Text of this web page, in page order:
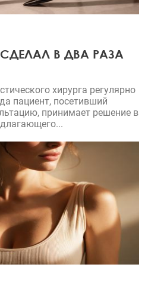
В ДВА РАЗА
хирурга регулярно
пациент, посетивший
принимает решение в